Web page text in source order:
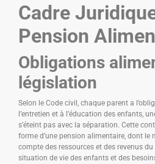
Cadre
Pension
Obligations
législation
Selon le Code civil, chaque parent a
l’entretien et à l’éducation des enfants,
s’éteint pas avec la séparation. Cette
forme d’une pension alimentaire, dont
compte des ressources et des revenus
situation de vie des enfants et des